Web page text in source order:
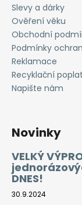
Slevy a dárky
Ověření věku
Obchodní
Podmínky
Reklamace
Recyklační
Napište nám
Novinky
VELKÝ
DNES!
30.9.2024